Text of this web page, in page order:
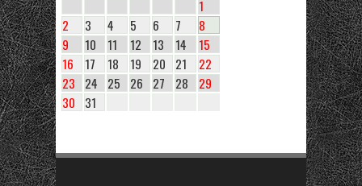
1
2
3 4 5 6 7
8
9
10 11 12 13 14
15
16
17 18 19 20 21
22
23
24 25 26 27 28
29
30
31